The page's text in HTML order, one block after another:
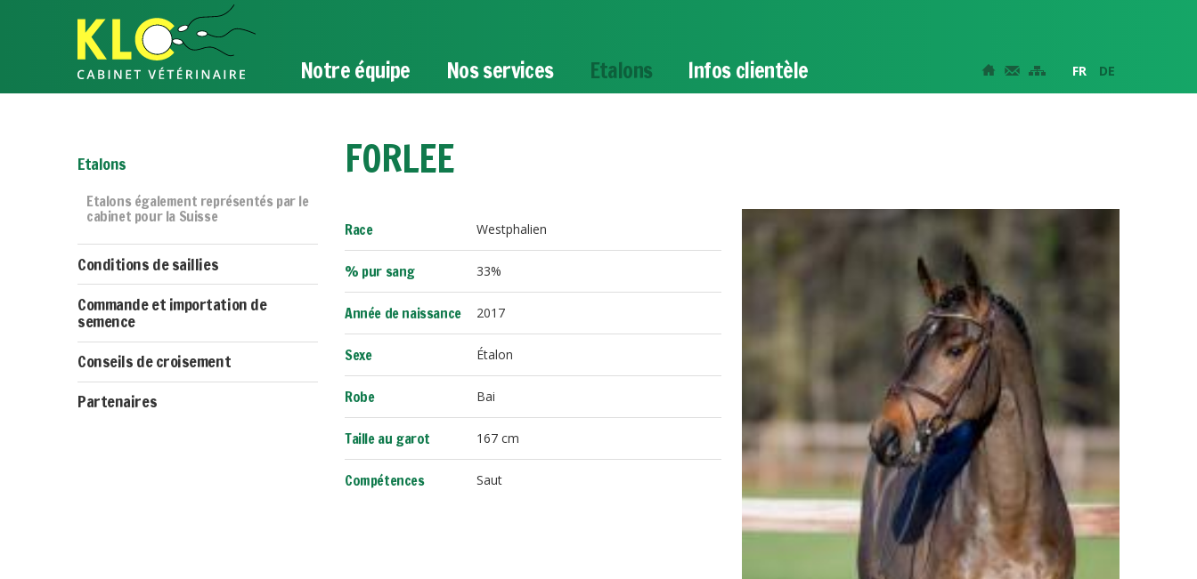
Notre équipe Nos services Etalons Infos clientèle FR DE
Etalons
Etalons également représentés par le
cabinet pour la Suisse
Conditions de saillies
Commande et importation de
semence
Conseils de croisement
Partenaires
FORLEE
Race Westphalien
% pur sang 33%
Année de naissance 2017
Sexe Étalon
Robe Bai
Taille au garot 167 cm
Compétences Saut